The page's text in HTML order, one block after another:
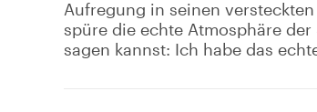
Aufregung in seinen
spüre die echte Atmosphäre
sagen kannst: Ich habe das